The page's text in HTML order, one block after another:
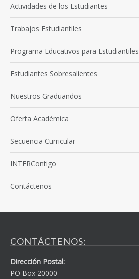
Actividades de los Estudiantes
Trabajos Estudiantiles
Programa Educativos para Estudiantiles
Estudiantes Sobresalientes
Nuestros Graduandos
Oferta Académica
Secuencia Curricular
INTERContigo
Contáctenos
CONTÁCTENOS:
Dirección Postal:
PO Box 20000